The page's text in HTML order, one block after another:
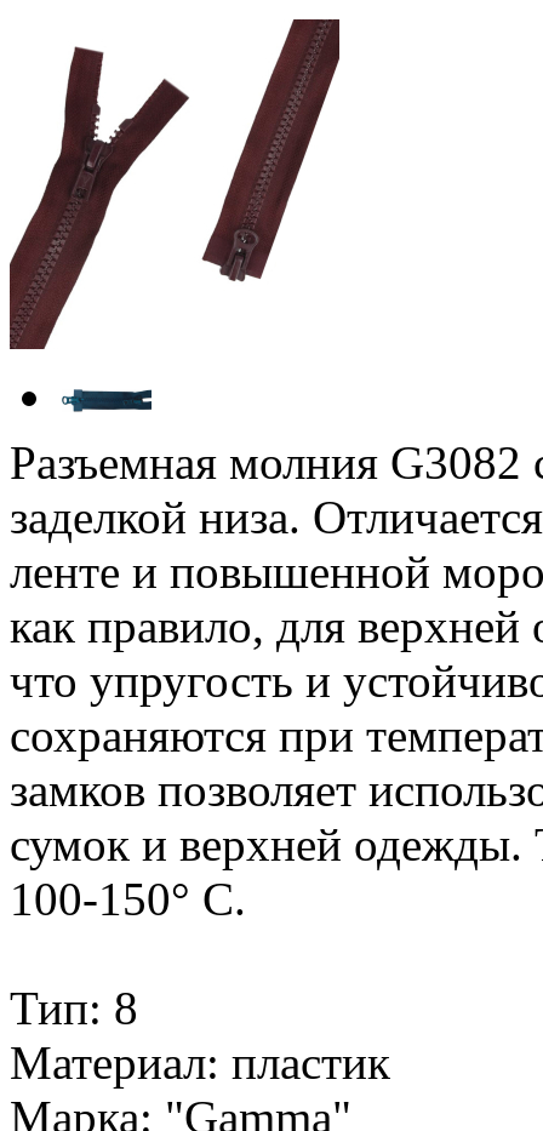
Разъемная молния G3082
заделкой низа.
ленте и повышенной
как правило, для
что упругость и
сохраняются при
замков позволяет
сумок и верхней одежды.
100-150° С.
Тип: 8
Материал: пластик
Марка: "Gamma"